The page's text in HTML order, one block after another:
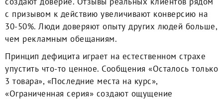
с призывом к действию увеличивают конверсию на
30-50%. Люди доверяют опыту других людей больше,
чем рекламным обещаниям.
Принцип дефицита играет на естественном страхе
упустить что-то ценное. Сообщения «Осталось только
3 товара», «Последние места на курс»,
«Ограниченная серия» создают ощущение